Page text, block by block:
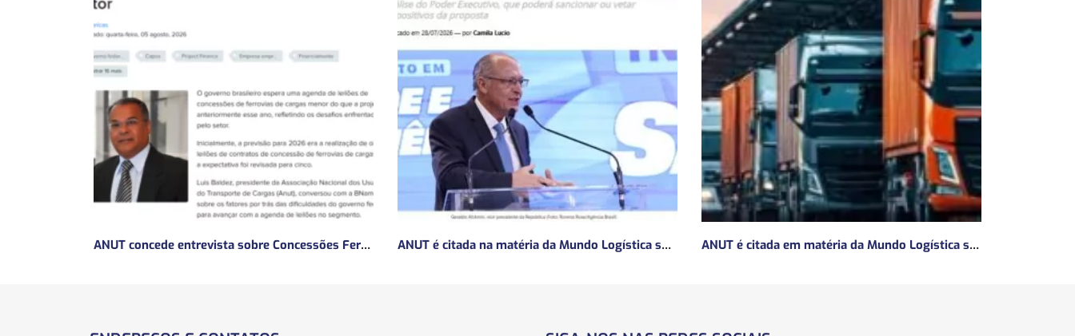
ANUT concede entrevista sobre Concessões Ferroviárias ANUT é citada na matéria da Mundo Logística sobre MP do frete mínimo” ANUT é citada em matéria da Mundo Logística sobre a MP do Frete